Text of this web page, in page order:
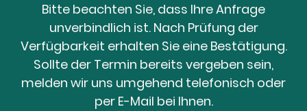
Bitte beachten Sie, dass Ihre Anfrage
unverbindlich ist. Nach Prüfung der
Verfügbarkeit erhalten Sie eine Bestätigung.
Sollte der Termin bereits vergeben sein,
melden wir uns umgehend telefonisch oder
per E-Mail bei Ihnen.